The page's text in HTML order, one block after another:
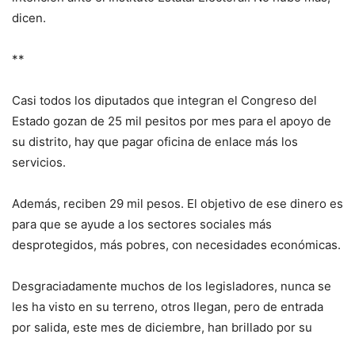
dicen.
**
Casi todos los diputados que integran el Congreso del
Estado gozan de 25 mil pesitos por mes para el apoyo de
su distrito, hay que pagar oficina de enlace más los
servicios.
Además, reciben 29 mil pesos. El objetivo de ese dinero es
para que se ayude a los sectores sociales más
desprotegidos, más pobres, con necesidades económicas.
Desgraciadamente muchos de los legisladores, nunca se
les ha visto en su terreno, otros llegan, pero de entrada
por salida, este mes de diciembre, han brillado por su